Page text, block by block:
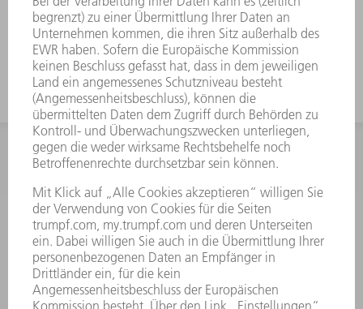
TRUMPF unterstützt Sie bei Identifikation,
Ein- und Ausbau der Original Spiegel
INFORMATION
Häufig gestellte Fragen
Allgemeine Geschäftsbedingungen
KONTAKT
After Sales
+43722160396550
Mo - Do: 08:00 -17:30 Uhr
Fr: 08:00 -16:30 Uhr